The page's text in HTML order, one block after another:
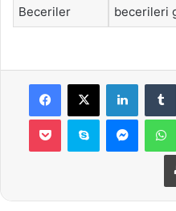
Beceriler
becerileri
Facebook
X LinkedIn
Pocket Skype